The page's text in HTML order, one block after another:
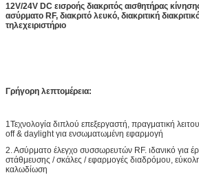
12V/24V DC εισροής διακριτός αισθητήρας
ασύρματο RF, διακριτό λευκό, διακριτική
τηλεχειριστήριο
Γρήγορη λεπτομέρεια:
1Τεχνολογία διπλού επεξεργαστή, πραγματική
off & daylight για ενσωματωμένη εφαρμογή
2. Ασύρματο έλεγχο συσσωρευτών RF. ιδανικό για
στάθμευσης / σκάλες / εφαρμογές διαδρόμου,
καλωδίωση